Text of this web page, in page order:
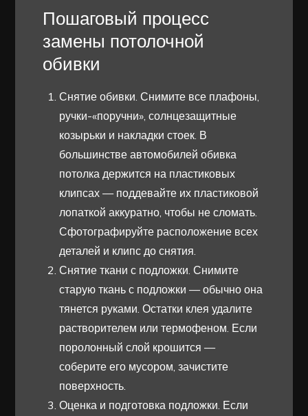
Пошаговый процесс
замены потолочной
обивки
Снятие обивки. Снимите все плафоны,
ручки-«поручни», солнцезащитные
козырьки и накладки стоек. В
большинстве автомобилей обивка
потолка держится на пластиковых
клипсах — поддевайте их пластиковой
лопаткой аккуратно, чтобы не сломать.
Сфотографируйте расположение всех
деталей и клипс до снятия.
Снятие ткани с подложки. Снимите
старую ткань с подложки — обычно она
тянется руками. Остатки клея удалите
растворителем или термофеном. Если
поролонный слой крошится —
соберите его мусором, зачистите
поверхность.
Оценка и подготовка подложки. Если